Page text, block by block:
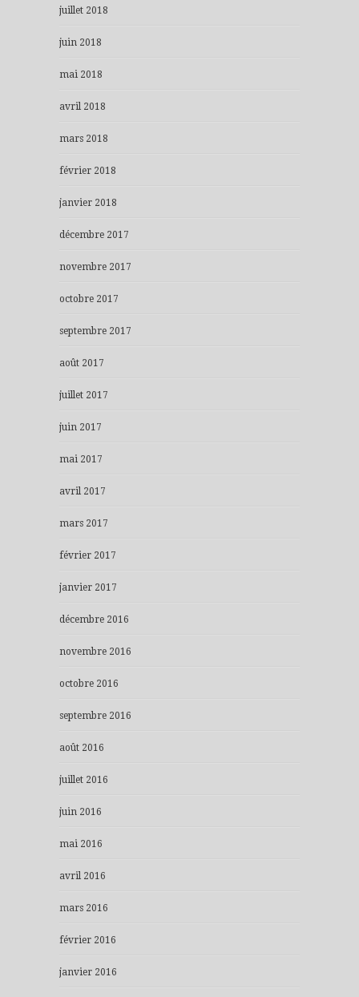
juillet 2018
juin 2018
mai 2018
avril 2018
mars 2018
février 2018
janvier 2018
décembre 2017
novembre 2017
octobre 2017
septembre 2017
août 2017
juillet 2017
juin 2017
mai 2017
avril 2017
mars 2017
février 2017
janvier 2017
décembre 2016
novembre 2016
octobre 2016
septembre 2016
août 2016
juillet 2016
juin 2016
mai 2016
avril 2016
mars 2016
février 2016
janvier 2016